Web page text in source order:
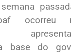
ocorreu
base do